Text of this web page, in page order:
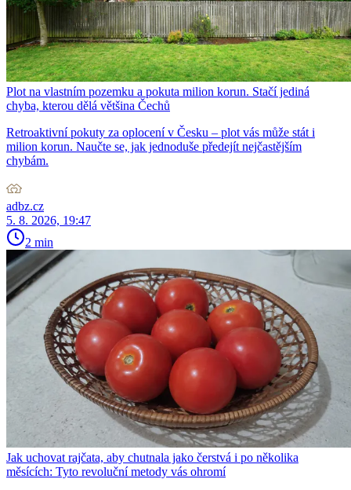
Plot na vlastním pozemku a pokuta milion korun. Stačí jediná
chyba, kterou dělá většina Čechů
Retroaktivní pokuty za oplocení v Česku – plot vás může stát i
milion korun. Naučte se, jak jednoduše předejít nejčastějším
chybám.
adbz.cz
5. 8. 2026, 19:47
2 min
Jak uchovat rajčata, aby chutnala jako čerstvá i po několika
měsících: Tyto revoluční metody vás ohromí